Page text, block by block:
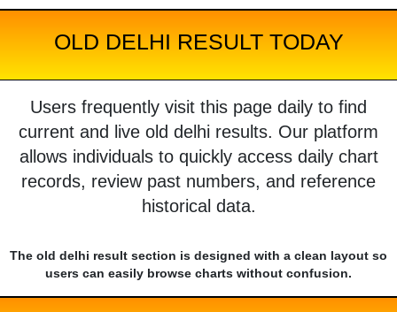
OLD DELHI RESULT TODAY
Users frequently visit this page daily to find
current and live old delhi results. Our platform
allows individuals to quickly access daily chart
records, review past numbers, and reference
historical data.
The old delhi result section is designed with a clean layout so
users can easily browse charts without confusion.